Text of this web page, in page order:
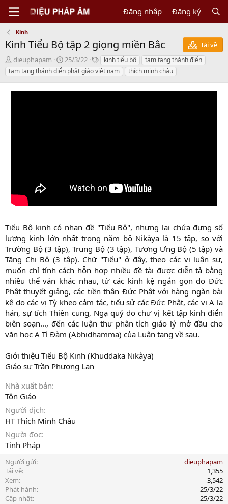
Đăng nhập Đăng ký
Kinh
Kinh Tiểu Bộ tập 2 giọng miền Bắc
Tải về
N
g
ư
dieuphapam
C
r
e
25/3/22
T
a
g
kinh tiểu bộ
tam tạng thánh điển
tam tạng thánh điển phật giáo việt nam
thích minh châu
Tiểu Bộ kinh có nhan đề "Tiểu Bộ", nhưng lại chứa đựng số
lượng kinh lớn nhất trong năm bộ Nikàya là 15 tập, so với
Trường Bộ (3 tập), Trung Bộ (3 tập), Tương Ưng Bộ (5 tập) và
Tăng Chi Bộ (3 tập). Chữ "Tiểu" ở đây, theo các vị luận sư,
muốn chỉ tính cách hỗn hợp nhiều đề tài được diễn tả bằng
nhiều thể văn khác nhau, từ các kinh kệ ngắn gọn do Ðức
Phật thuyết giảng, các tiền thân Ðức Phật với hàng ngàn bài
kệ do các vị Tỳ kheo cảm tác, tiểu sử các Ðức Phật, các vị A la
hán, sự tích Thiên cung, Ngạ quỷ do chư vị kết tập kinh điển
biên soạn..., đến các luận thư phân tích giáo lý mở đầu cho
văn học A Tì Ðàm (Abhidhamma) của Luận tạng về sau.
Giới thiệu Tiểu Bộ Kinh (Khuddaka Nikàya)
Giáo sư Trần Phương Lan
Nhà xuất bản
Tôn Giáo
Người dịch
HT Thích Minh Châu
Người đọc
Tịnh Pháp
Người gửi
dieuphapam
Tải về
1,355
Xem
3,542
Phát hành
25/3/22
Cập nhật
25/3/22